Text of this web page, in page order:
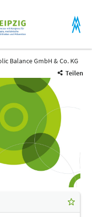
Balance GmbH & Co. KG
Teilen